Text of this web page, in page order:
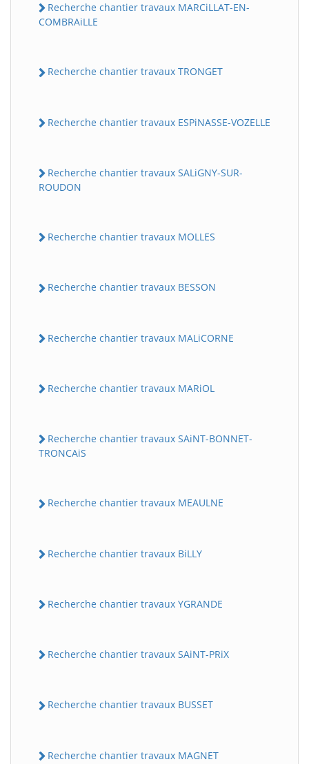
Recherche chantier travaux MARCiLLAT-EN-
COMBRAiLLE
Recherche chantier travaux TRONGET
Recherche chantier travaux ESPiNASSE-VOZELLE
Recherche chantier travaux SALiGNY-SUR-
ROUDON
Recherche chantier travaux MOLLES
Recherche chantier travaux BESSON
Recherche chantier travaux MALiCORNE
Recherche chantier travaux MARiOL
Recherche chantier travaux SAiNT-BONNET-
TRONCAiS
Recherche chantier travaux MEAULNE
Recherche chantier travaux BiLLY
Recherche chantier travaux YGRANDE
Recherche chantier travaux SAiNT-PRiX
Recherche chantier travaux BUSSET
Recherche chantier travaux MAGNET